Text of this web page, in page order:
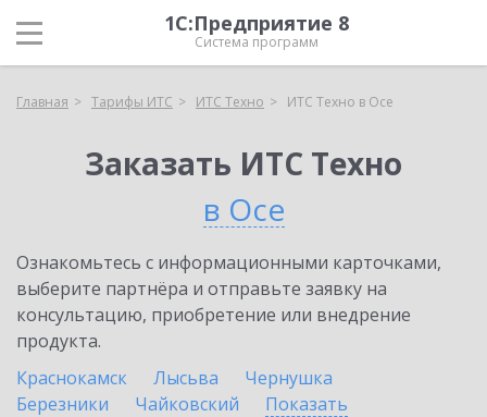
1С:Предприятие 8
Система программ
Главная Тарифы ИТС ИТС Техно ИТС Техно в Осе
Заказать ИТС Техно
в Осе
Ознакомьтесь с информационными карточками,
выберите партнёра и отправьте заявку на
консультацию, приобретение или внедрение
продукта.
Краснокамск
Лысьва
Чернушка
Березники
Чайковский
Показать